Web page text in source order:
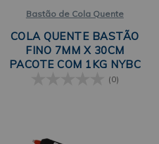
Bastão de Cola Quente
COLA QUENTE BASTÃO
FINO 7MM X 30CM
PACOTE COM 1KG NYBC
(0)